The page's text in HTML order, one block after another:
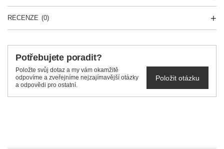
RECENZE (0)
Potřebujete poradit?
Položte svůj dotaz a my vám okamžitě
odpovíme a zveřejníme nejzajímavější otázky
a odpovědi pro ostatní.
Položit otázku